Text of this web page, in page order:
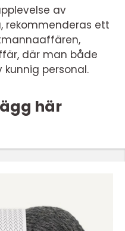
av
rekommenderas ett
där man både
personal.
här